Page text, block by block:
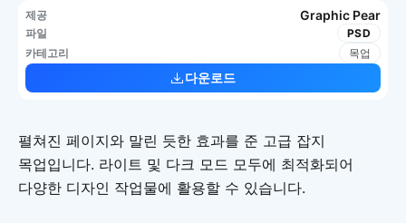
제공 Graphic Pear
파일
PSD
카테고리
목업
다운로드
펼쳐진 페이지와 말린 듯한 효과를 준 고급 잡지
목업입니다. 라이트 및 다크 모드 모두에 최적화되어
다양한 디자인 작업물에 활용할 수 있습니다.